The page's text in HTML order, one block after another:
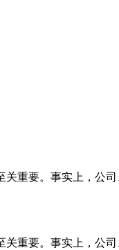
重要。事实上，公
重要。事实上，公